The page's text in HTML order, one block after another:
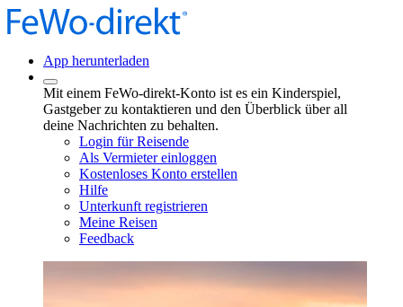
App herunterladen
Mit einem FeWo-direkt-Konto ist es ein Kinderspiel,
Gastgeber zu kontaktieren und den Überblick über all
deine Nachrichten zu behalten.
Login für Reisende
Als Vermieter einloggen
Kostenloses Konto erstellen
Hilfe
Unterkunft registrieren
Meine Reisen
Feedback